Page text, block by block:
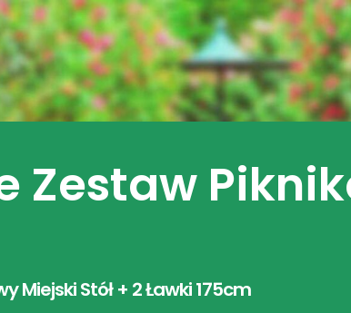
Zestaw
Miejski Stół + 2 Ławki 175cm